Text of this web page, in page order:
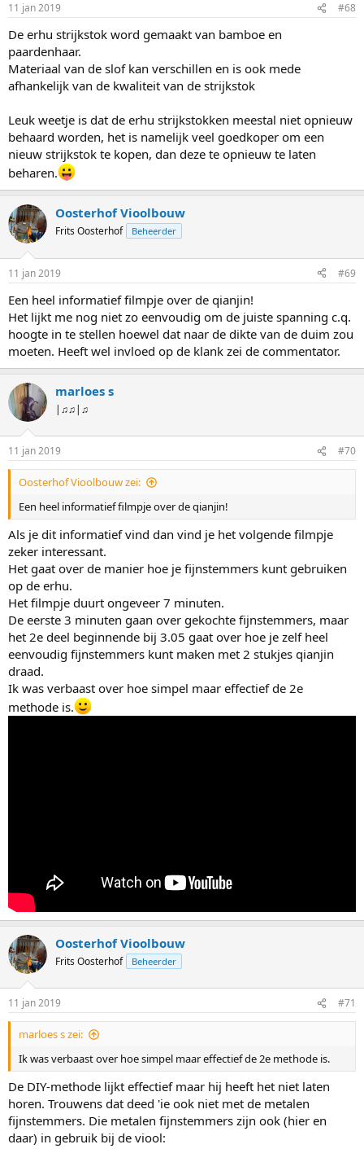
11 jan 2019 #68
De erhu strijkstok word gemaakt van bamboe en
paardenhaar.
Materiaal van de slof kan verschillen en is ook mede
afhankelijk van de kwaliteit van de strijkstok
Leuk weetje is dat de erhu strijkstokken meestal niet opnieuw
behaard worden, het is namelijk veel goedkoper om een
nieuw strijkstok te kopen, dan deze te opnieuw te laten
beharen.
Oosterhof Vioolbouw
Frits Oosterhof Beheerder
11 jan 2019 #69
Een heel informatief filmpje over de qianjin!
Het lijkt me nog niet zo eenvoudig om de juiste spanning c.q.
hoogte in te stellen hoewel dat naar de dikte van de duim zou
moeten. Heeft wel invloed op de klank zei de commentator.
marloes s
|♫♫|♫
11 jan 2019 #70
Oosterhof Vioolbouw zei:
Een heel informatief filmpje over de qianjin!
Als je dit informatief vind dan vind je het volgende filmpje
zeker interessant.
Het gaat over de manier hoe je fijnstemmers kunt gebruiken
op de erhu.
Het filmpje duurt ongeveer 7 minuten.
De eerste 3 minuten gaan over gekochte fijnstemmers, maar
het 2e deel beginnende bij 3.05 gaat over hoe je zelf heel
eenvoudig fijnstemmers kunt maken met 2 stukjes qianjin
draad.
Ik was verbaast over hoe simpel maar effectief de 2e
methode is.
Oosterhof Vioolbouw
Frits Oosterhof Beheerder
11 jan 2019 #71
marloes s zei:
Ik was verbaast over hoe simpel maar effectief de 2e methode is.
De DIY-methode lijkt effectief maar hij heeft het niet laten
horen. Trouwens dat deed 'ie ook niet met de metalen
fijnstemmers. Die metalen fijnstemmers zijn ook (hier en
daar) in gebruik bij de viool: